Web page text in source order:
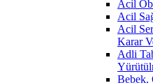
Acil
Acil
Acil
Karar
Adli
Bebek,